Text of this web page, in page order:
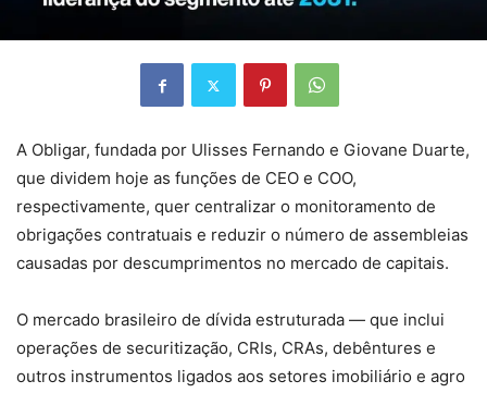
A Obligar, fundada por Ulisses Fernando e Giovane Duarte,
que dividem hoje as funções de CEO e COO,
respectivamente, quer centralizar o monitoramento de
obrigações contratuais e reduzir o número de assembleias
causadas por descumprimentos no mercado de capitais.
O mercado brasileiro de dívida estruturada — que inclui
operações de securitização, CRIs, CRAs, debêntures e
outros instrumentos ligados aos setores imobiliário e agro